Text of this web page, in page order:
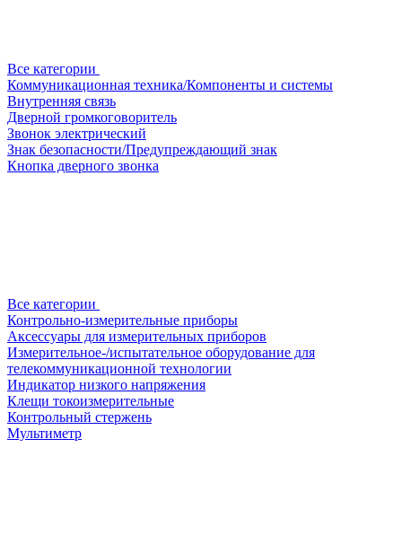
Все категории
Коммуникационная техника/Компоненты и системы
Внутренняя связь
Дверной громкоговоритель
Звонок электрический
Знак безопасности/Предупреждающий знак
Кнопка дверного звонка
Все категории
Контрольно-измерительные приборы
Аксессуары для измерительных приборов
Измерительное-/испытательное оборудование для
телекоммуникационной технологии
Индикатор низкого напряжения
Клещи токоизмерительные
Контрольный стержень
Мультиметр